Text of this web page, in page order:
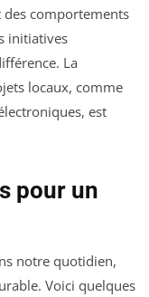
comportements
initiatives
La
locaux, comme
est
pour un
notre quotidien,
Voici quelques